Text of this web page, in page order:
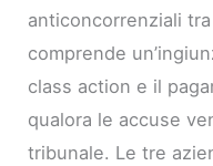
anticoncorrenziali
comprende
class action e il
qualora le accuse
tribunale. Le tre